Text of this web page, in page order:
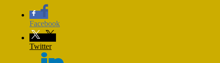
Facebook
Twitter